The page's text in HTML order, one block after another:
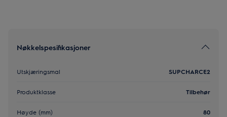
Nøkkelspesifikasjoner
Utskjæringsmal SUPCHARCE2
Produktklasse Tilbehør
Høyde (mm) 80